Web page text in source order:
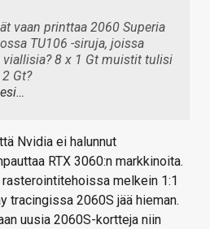
vaan printtaa 2060 Superia
TU106 -siruja, joissa
8 x 1 Gt muistit tulisi
Gt?
Nvidia ei halunnut
RTX 3060:n markkinoita.
melkein 1:1
tracingissa 2060S jää hieman.
uusia 2060S-kortteja niin